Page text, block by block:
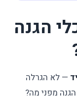
הגנה
— לא הגרלה
מפני מה?